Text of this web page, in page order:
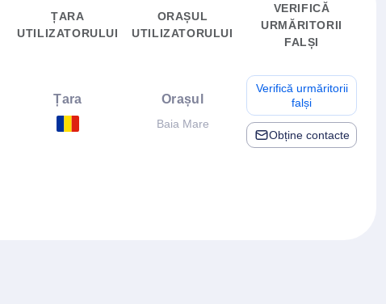
ȚARA
UTILIZATORULUI
ORAȘUL
UTILIZATORULUI
VERIFICĂ
URMĂRITORII
FALȘI
Țara Orașul
Baia Mare
Verifică urmăritorii
falși
Obține contacte